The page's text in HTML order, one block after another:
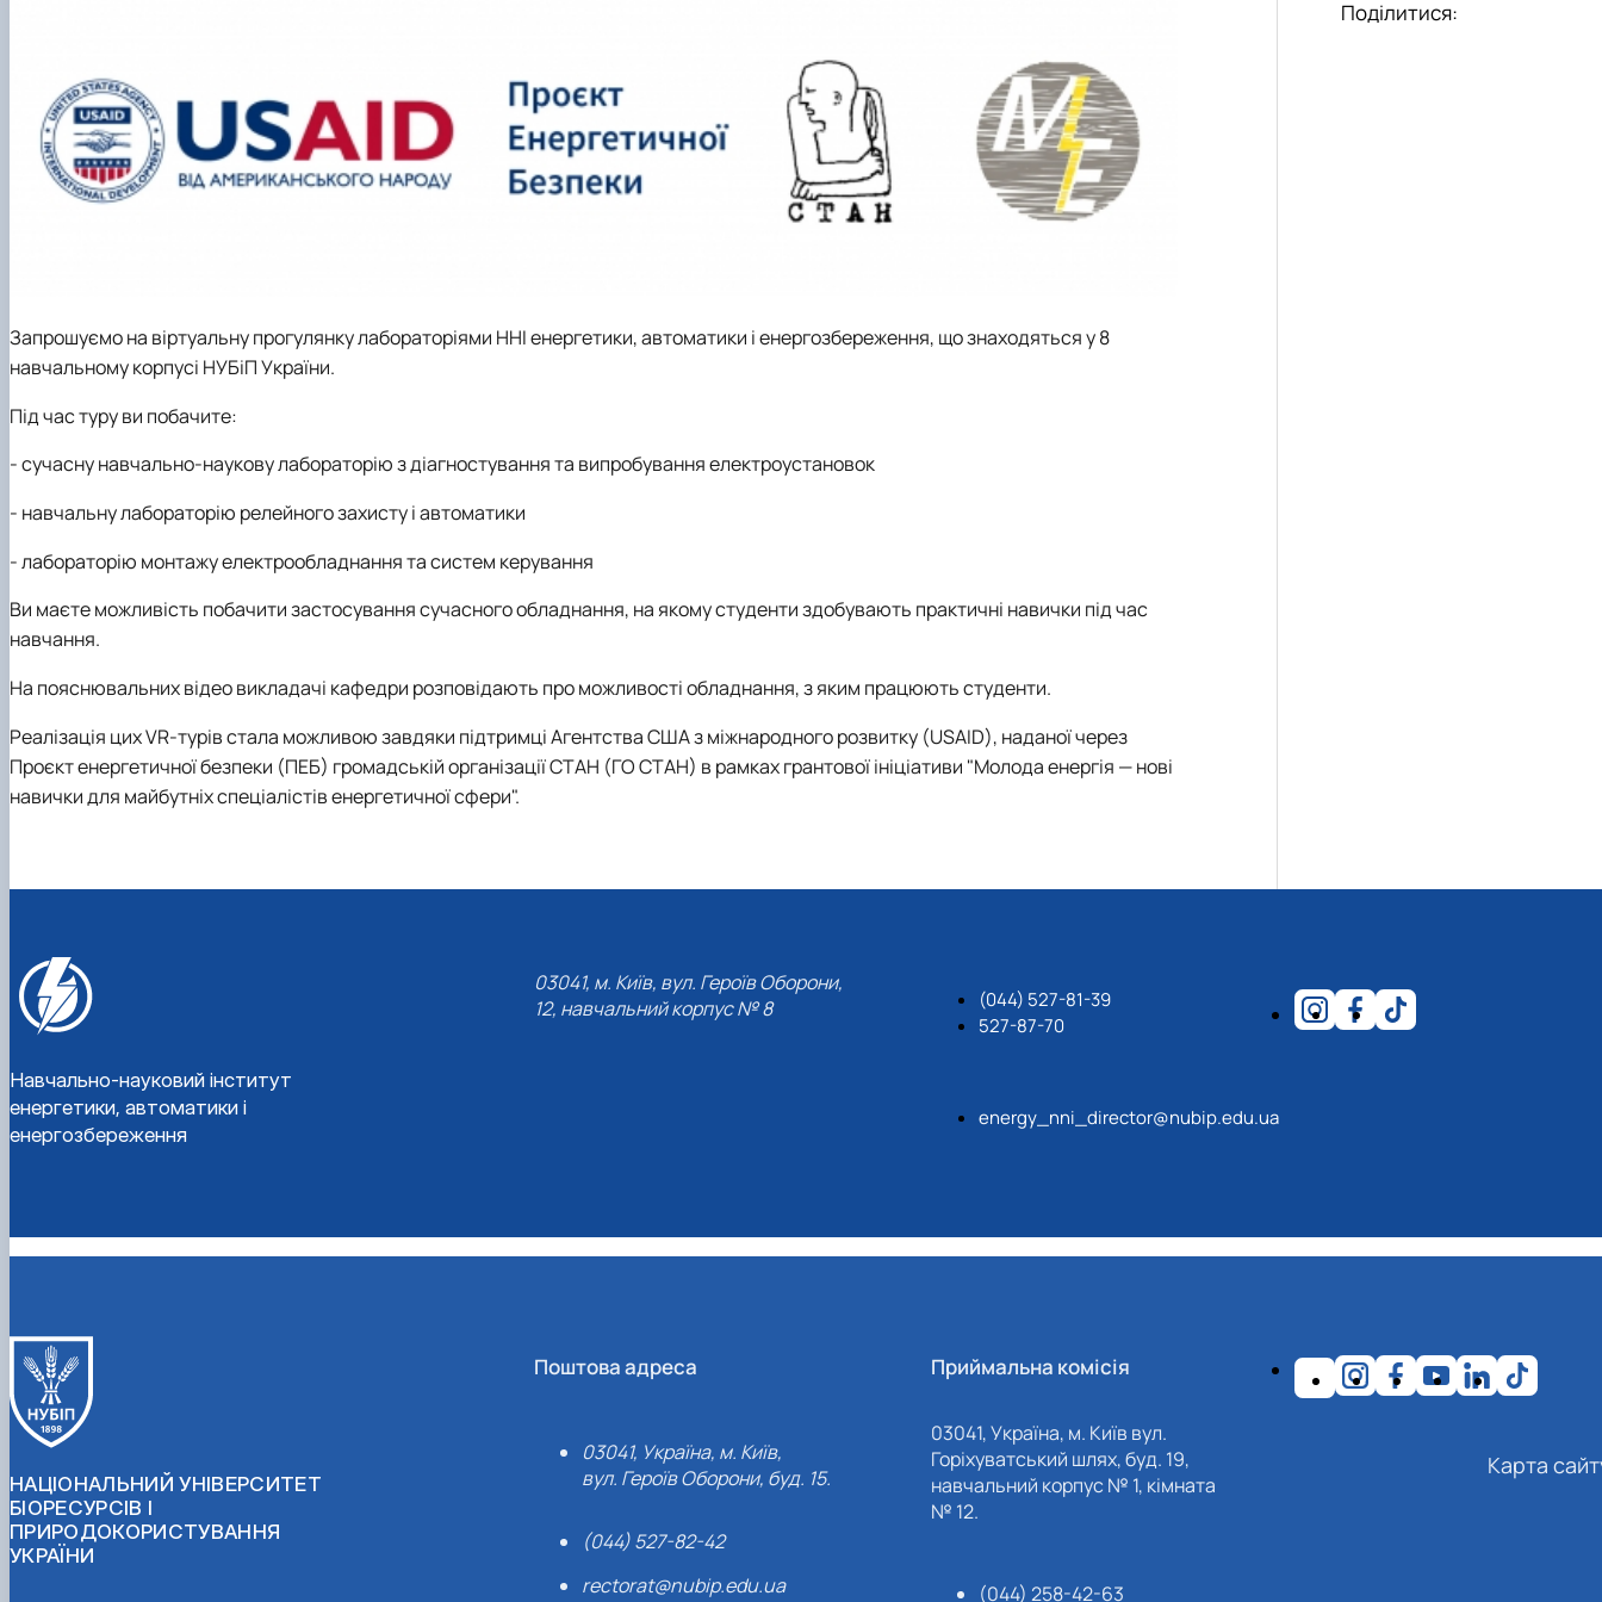
Студентський сенат
Наукові гуртки
Анкетування
Скринька довіри
Запрошуємо на віртуальну прогулянку лабораторіями ННІ енергетики, автоматики і енергозбереження, що знаходяться у 8
навчальному корпусі НУБіП України.
Під час туру ви побачите:
- сучасну навчально-наукову лабораторію з діагностування та випробування електроустановок
- навчальну лабораторію релейного захисту і автоматики
- лабораторію монтажу електрообладнання та систем керування
Ви маєте можливість побачити застосування сучасного обладнання, на якому студенти здобувають практичні навички під час
навчання.
На пояснювальних відео викладачі кафедри розповідають про можливості обладнання, з яким працюють студенти.
Реалізація цих VR-турів стала можливою завдяки підтримці Агентства США з міжнародного розвитку (USAID), наданої через
Проєкт енергетичної безпеки (ПЕБ) громадській організації СТАН (ГО СТАН) в рамках грантової ініціативи "Молода енергія — нові
навички для майбутніх спеціалістів енергетичної сфери".
Поділитися:
Навчально-науковий інститут
енергетики, автоматики і
енергозбереження
03041, м. Київ, вул. Героїв Оборони,
12, навчальний корпус № 8
(044) 527-81-39
527-87-70
energy_nni_director@nubip.edu.ua
НАЦІОНАЛЬНИЙ УНІВЕРСИТЕТ
БІОРЕСУРСІВ І
ПРИРОДОКОРИСТУВАННЯ
УКРАЇНИ
Поштова адреса
03041, Україна, м. Київ,
вул. Героїв Оборони, буд. 15.
(044) 527-82-42
rectorat@nubip.edu.ua
Приймальна комісія
03041, Україна, м. Київ вул.
Горіхуватський шлях, буд. 19,
навчальний корпус № 1, кімната
№ 12.
(044) 258-42-63
Карта